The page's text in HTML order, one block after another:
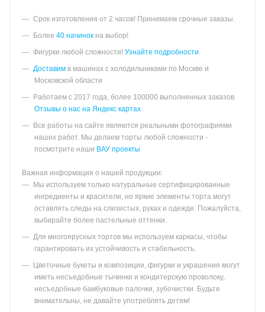
Срок изготовления от 2 часов! Принимаем срочные заказы.
Более 40 начинок на выбор!
Фигурки любой сложности! Узнайте подробности.
Доставим в машинах с холодильниками по Москве и
Московской области
Работаем с 2017 года, более 100000 выполненных заказов.
Отзывы о нас на Яндекс картах
Все работы на сайте являются реальными фотографиями
наших работ. Мы делаем торты любой сложности -
посмотрите наши ВАУ проекты
Важная информация о нашей продукции:
Мы используем только натуральные сертифицированные
ингредиенты и красители, но яркие элементы торта могут
оставлять следы на слизистых, руках и одежде. Пожалуйста,
выбирайте более пастельные оттенки.
Для многоярусных тортов мы используем каркасы, чтобы
гарантировать их устойчивость и стабильность.
Цветочные букеты и композиции, фигурки и украшения могут
иметь несъедобные тычинки и кондитерскую проволоку,
несъедобные бамбуковые палочки, зубочистки. Будьте
внимательны, не давайте употреблять детям!